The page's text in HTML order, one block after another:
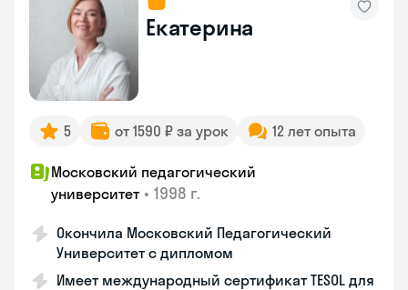
Екатерина
5 от 1590 ₽ за урок 12 лет опыта
Московский педагогический
университет • 1998 г.
Окончила Московский Педагогический
Университет с дипломом
Имеет международный сертификат TESOL для